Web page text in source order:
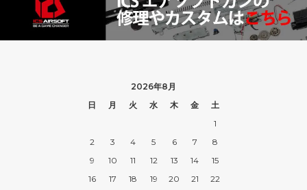
2026年8月
日
月 火 水 木 金
土
1
2
3 4 5 6 7
8
9
10 11 12 13 14
15
16
17 18 19 20 21
22